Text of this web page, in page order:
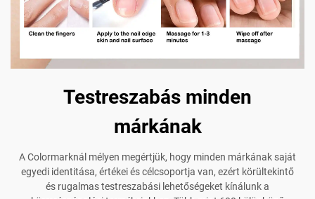
Testreszabás minden
márkának
A Colormarknál mélyen megértjük, hogy minden márkának saját
egyedi identitása, értékei és célcsoportja van, ezért körültekintő
és rugalmas testreszabási lehetőségeket kínálunk a